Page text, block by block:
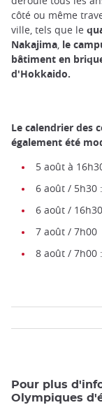
côté ou même
ville, tels que le
Nakajima, le
bâtiment en
d'Hokkaido.
Le calendrier des
également été
5 août à
6 août / 5h30
6 août /
7 août /
8 août / 7h00
Pour plus
Olympiques